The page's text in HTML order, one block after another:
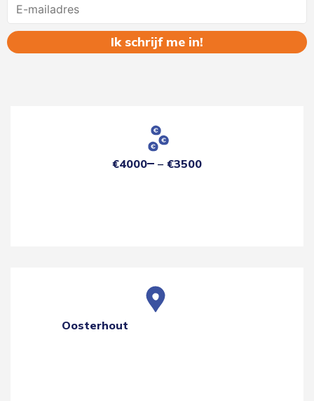
€4000 €3500
Oosterhout